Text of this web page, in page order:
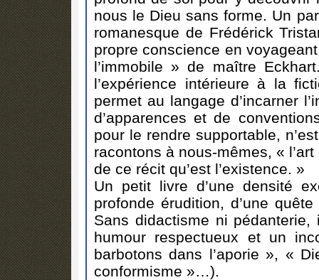
nous le Dieu sans forme. Un
romanesque de Frédérick
propre conscience en
l’immobile » de maître
l’expérience intérieure à la
permet au langage d’incarner
d’apparences et de
pour le rendre supportable,
racontons à nous-mêmes, «
de ce récit qu’est l’existence. »
Un petit livre d’une densité
profonde érudition, d’une
Sans didactisme ni
humour respectueux et un
barbotons dans l’aporie », «
conformisme »…).